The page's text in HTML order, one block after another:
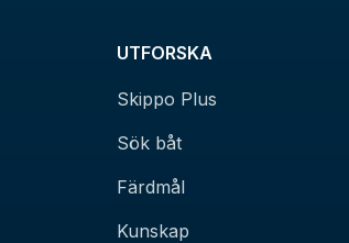
UTFORSKA
Skippo Plus
Sök båt
Färdmål
Kunskap